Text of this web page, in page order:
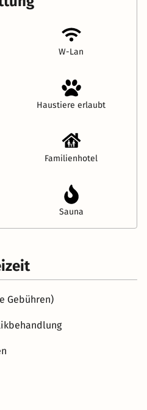
W-Lan
Haustiere erlaubt
Familienhotel
Sauna
Gebühren)